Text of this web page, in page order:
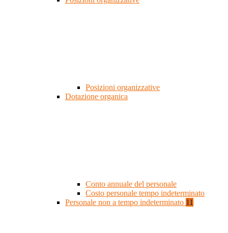
Posizioni organizzative
Dotazione organica
Conto annuale del personale
Costo personale tempo indeterminato
Personale non a tempo indeterminato 11